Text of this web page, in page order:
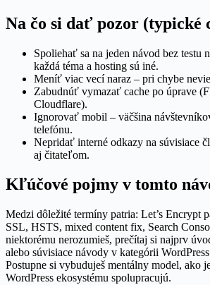
Na čo si dať pozor (typické
Spoliehať sa na jeden návod bez testu
každá téma a hosting sú iné.
Meníť viac vecí naraz – pri chybe
Zabudnúť vymazať cache po úprave
Cloudflare).
Ignorovať mobil – väčšina
telefónu.
Nepridať interné odkazy na súvisiace
aj čitateľom.
Kľúčové pojmy v tomto
Medzi dôležité termíny patria: Let’s Encrypt
SSL, HSTS, mixed content fix, Search
niektorému nerozumieš, prečítaj si najprv
alebo súvisiace návody v kategórii
Postupne si vybuduješ mentálny model, ako
WordPress ekosystému spolupracujú.